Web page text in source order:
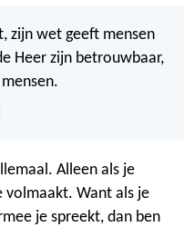
zijn wet geeft mensen
Heer zijn betrouwbaar,
Alleen als je
volmaakt. Want als je
je spreekt, dan ben